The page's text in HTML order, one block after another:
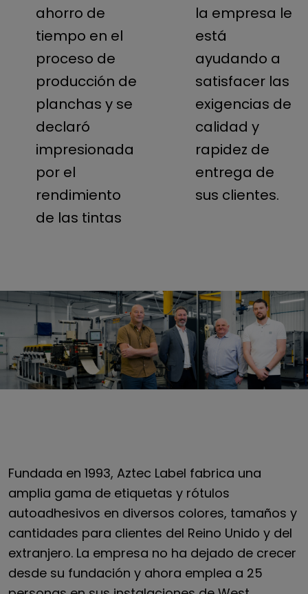
ahorro de
tiempo en el
proceso de
producción de
planchas y se
declaró
impresionada
por el
rendimiento
de las tintas
la empresa le
está
ayudando a
satisfacer las
exigencias de
calidad y
rapidez de
entrega de
sus clientes.
Fundada en 1993, Aztec Label fabrica una
amplia gama de etiquetas y rótulos
autoadhesivos en diversos colores, tamaños y
cantidades para clientes del Reino Unido y del
extranjero. La empresa no ha dejado de crecer
desde su fundación y ahora emplea a 25